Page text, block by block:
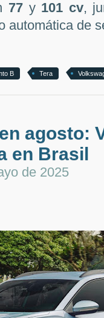
77 y 101 cv,
automática de
B Tera
agosto:
en Brasil
de 2025